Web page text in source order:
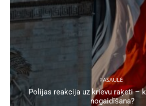
PASAULĒ
Polijas reakcija uz krievu raķeti –
nogaidīšana?